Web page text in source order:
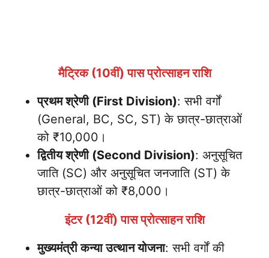
मैट्रिक (10वीं) पास प्रोत्साहन राशि
प्रथम श्रेणी (First Division): सभी वर्गों
(General, BC, SC, ST) के छात्र-छात्राओं
को ₹10,000।
द्वितीय श्रेणी (Second Division): अनुसूचित
जाति (SC) और अनुसूचित जनजाति (ST) के
छात्र-छात्राओं को ₹8,000।
इंटर (12वीं) पास प्रोत्साहन राशि
मुख्यमंत्री कन्या उत्थान योजना: सभी वर्गों की